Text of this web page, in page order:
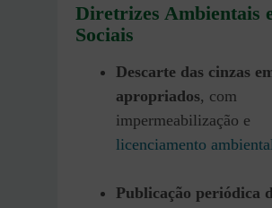
Diretrizes Ambientais
Sociais
Descarte das cinzas
apropriados, com
impermeabilização e
licenciamento
Publicação periódica